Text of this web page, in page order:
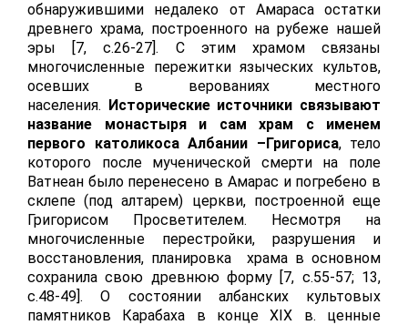
обнаружившими недалеко от Амараса остатки
древнего храма, построенного на рубеже нашей
эры [7, с.26-27]. С этим храмом связаны
многочисленные пережитки языческих культов,
осевших в верованиях местного
населения. Исторические источники связывают
название монастыря и сам храм с именем
первого католикоса Албании –Григориса, тело
которого после мученической смерти на поле
Ватнеан было перенесено в Амарас и погребено в
склепе (под алтарем) церкви, построенной еще
Григорисом Просветителем. Несмотря на
многочисленные перестройки, разрушения и
восстановления, планировка храма в основном
сохранила свою древнюю форму [7, с.55-57; 13,
с.48-49]. О состоянии албанских культовых
памятников Карабаха в концеXIX в. ценные